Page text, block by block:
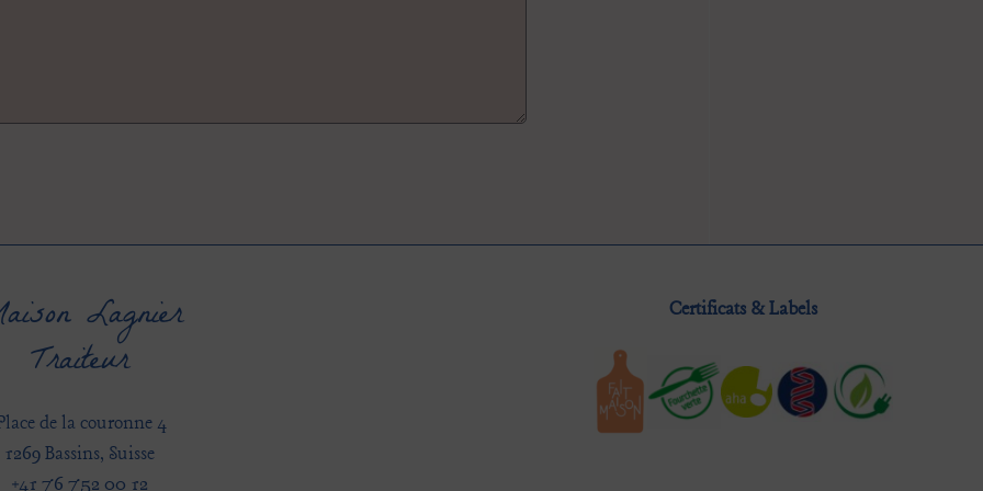
Lagnier
Traiteur
de la couronne 4
1269 Bassins, Suisse
+41 76 752 00 12
Certificats & Labels